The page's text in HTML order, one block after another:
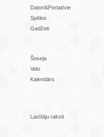
Datori&Portatīvie
Spēles
Gadžeti
Šoseja
Velo
Kalendārs
Lasītāju raksti